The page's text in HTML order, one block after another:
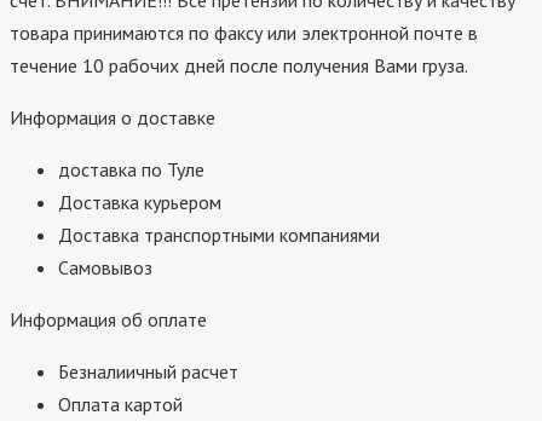
товара принимаются по факсу или электронной почте в
течение 10 рабочих дней после получения Вами груза.
Информация о доставке
доставка по Туле
Доставка курьером
Доставка транспортными компаниями
Самовывоз
Информация об оплате
Безналиичный расчет
Оплата картой